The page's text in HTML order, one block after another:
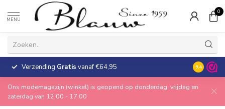
MENU
0
Verzending Gratis vanaf €64,95 30 dagen
9.4
Ons modemagazijn (winkel) is geopend op donderdag, vrijdag en
zaterdag van 12:00 - 17:00